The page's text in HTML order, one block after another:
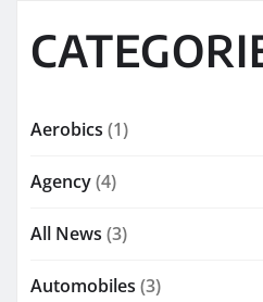
Aerobics (1)
Agency(4)
All News (3)
Automobiles (3)